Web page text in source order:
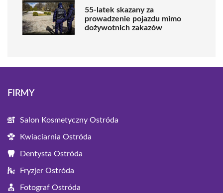
55-latek skazany za
prowadzenie pojazdu mimo
dożywotnich zakazów
FIRMY
Salon Kosmetyczny Ostróda
Kwiaciarnia Ostróda
Dentysta Ostróda
Fryzjer Ostróda
Fotograf Ostróda